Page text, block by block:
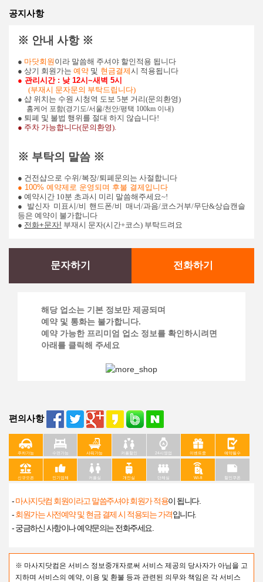
공지사항
※ 안내 사항 ※
● 마닷회원 이라 말씀해 주셔야 할인적용 됩니다
● 상기 회원가는 예약 및 현금결제시 적용됩니다
● 관리시간 : 낮 12시~새벽 5시
(부재시 문자문의 부탁드립니다)
● 샵 위치는 수원 시청역 도보 5분 거리(문의환영)
홈케어 포함(경기도/서울/천안/평택 100km 이내)
● 퇴폐 및 불법 행위를 절대 하지 않습니다!​
● 주차 가능합니다(문의환영).
※ 부탁의 말씀 ※
● 건전샵으로 수위/복장/퇴폐문의는 사절합니다
● 100% 예약제로 운영되며 후불 결제입니다
● 예약시간 10분 초과시 미리 말씀해주세요~!
● 발신자 미표시/비 핸드폰/비 매너/과음/코스거부/무단&상습캔슬
등은 예약이 불가합니다
● 전화+문자! 부재시 문자(시간+코스) 부탁드려요
문자하기 전화하기
해당 업소는 기본 정보만 제공되며
예약 및 통화는 불가합니다.
예약 가능한 프리미엄 업소 정보를 확인하시려면
아래를 클릭해 주세요
편의사항
주차가능 수면가능 샤워가능 커플할인 24시영업 이벤트중 예약필수
신규오픈 인기업체 커플실 개인실 단체실 Wi-fi 할인쿠폰
-마사지닷컴 회원이라고 말씀주셔야 회원가 적용이 됩니다.
-회원가는 사전예약 및 현금 결제 시 적용되는 가격입니다.
- 궁금하신 사항이나 예약문의는 전화주세요.
※ 마사지닷컴은 서비스 정보중개자로써 서비스 제공의 당사자가 아님을 고
지하며 서비스의 예약, 이용 및 환불 등과 관련된 의무와 책임은 각 서비스